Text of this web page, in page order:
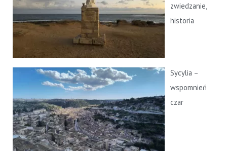
zwiedzanie,
historia
Sycylia –
wspomnień
czar